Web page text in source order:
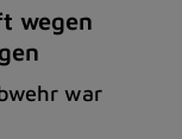
wegen
war